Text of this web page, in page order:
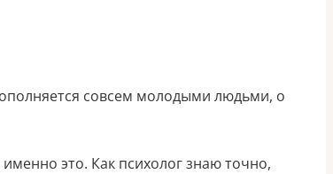
совсем молодыми людьми, о
это. Как психолог знаю точно,